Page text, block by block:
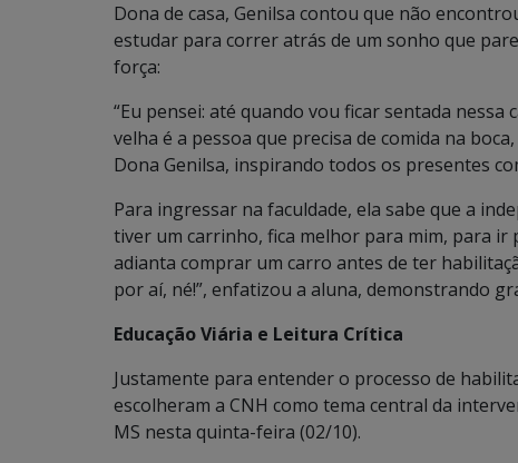
Dona de casa, Genilsa contou que não
estudar para correr atrás de um sonho que
força:
“Eu pensei: até quando vou ficar sentada nessa
velha é a pessoa que precisa de comida na
Dona Genilsa, inspirando todos os presentes
Para ingressar na faculdade, ela sabe que a
tiver um carrinho, fica melhor para mim, para ir
adianta comprar um carro antes de ter
por aí, né!”, enfatizou a aluna, demonstrando
Educação Viária e Leitura Crítica
Justamente para entender o processo de
escolheram a CNH como tema central da
MS nesta quinta-feira (02/10).